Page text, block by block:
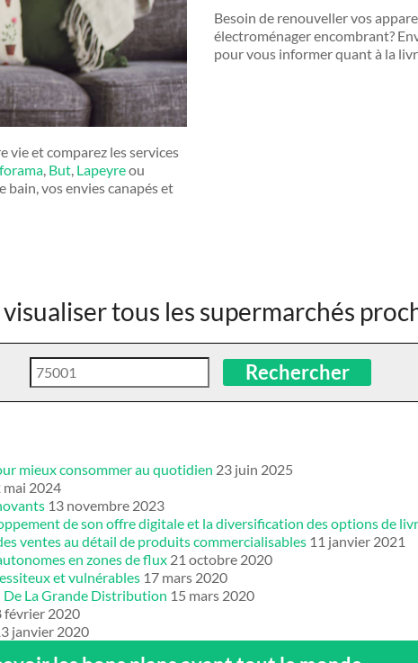
vie et comparez les services
, But, Lapeyreou
bain, vos envies canapés et
Besoin de renouveller vos
électroménager encombrant?
pour vous informer quant à la
tous les supermarchés
Rechercher
mieux consommer au quotidien 23 juin 2025
mai 2024
13 novembre 2023
de son offre digitale et la diversification des options de
ventes au détail de produits commercialisables 11 janvier 2021
en zones de flux 21 octobre 2020
et vulnérables 17 mars 2020
De La Grande Distribution 15 mars 2020
février 2020
janvier 2020